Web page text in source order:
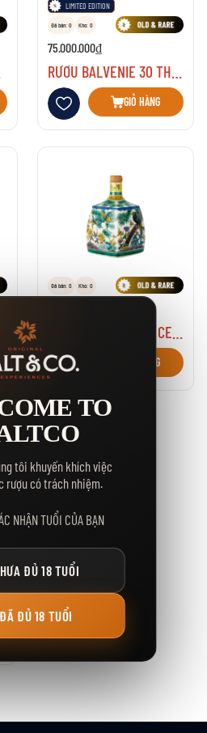
LIMITED EDITION
Đã bán: 0 Kho: 0
75.000.000₫
RƯỢU BALVENIE 30 THIRTY - HỘP GỖ - LIMITED
Thêm vào danh sách yêu thích
GIỎ HÀNG
Đã bán: 0 Kho: 0
RƯỢU HIBIKI 21 NĂM CERAMIC KUTANI DECANTER 2012 RELEASE
Thêm vào danh sách yêu thích
GIỎ HÀNG
TO
tôi khuyến khích việc
rượu có trách nhiệm.
NHẬN TUỔI CỦA BẠN
ĐỦ 18 TUỔI
ĐỦ 18 TUỔI